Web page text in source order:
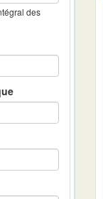
des